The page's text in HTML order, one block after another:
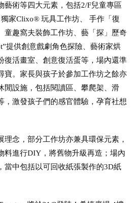
藝術等四大元素，包括2/F兒童專區
家Clixo®️ 玩具工作坊、 手作「復
童趣窩夫裝飾工作坊、藝「探」歷奇
提供創意戲劇角色探險、藝術家烘
復活畫室、創意復活蛋等，場內還準
寶。家長與孩子於參加工作坊之餘亦
閒設施，包括閱讀區、攀爬架、滑
，激發孩子們的感官體驗，孕育社想
念，部分工作坊亦兼具環保元素，
料進行DIY，將舊物升級再造；場內
當中包括以可回收紙張製作的3D紙